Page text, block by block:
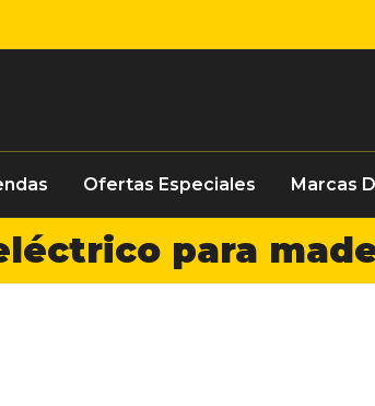
Ofertas Especiales Marcas
para